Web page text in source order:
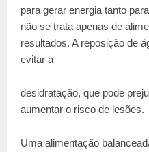
para gerar energia tanto
não se trata apenas de
resultados. A reposição de
evitar a
desidratação, que pode
aumentar o risco de lesões.
Uma alimentação